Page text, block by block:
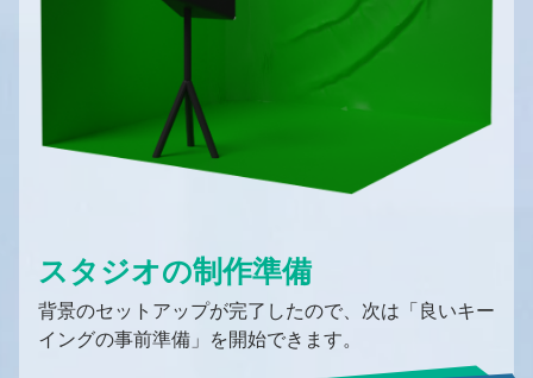
スタジオの制作準備
背景のセットアップが完了したので、次は「良いキー
イングの事前準備」を開始できます。